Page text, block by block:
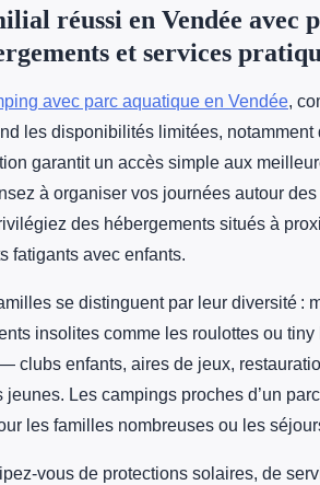
réussi en Vendée avec
et services
avec parc aquatique en Vendée,
les disponibilités limitées, notamment
garantit un accès simple aux
à organiser vos journées autour des
des hébergements situés à
fatigants avec enfants.
se distinguent par leur diversité :
insolites comme les roulottes ou
clubs enfants, aires de jeux,
jeunes. Les campings proches d’un
les familles nombreuses ou les
vous de protections solaires, de